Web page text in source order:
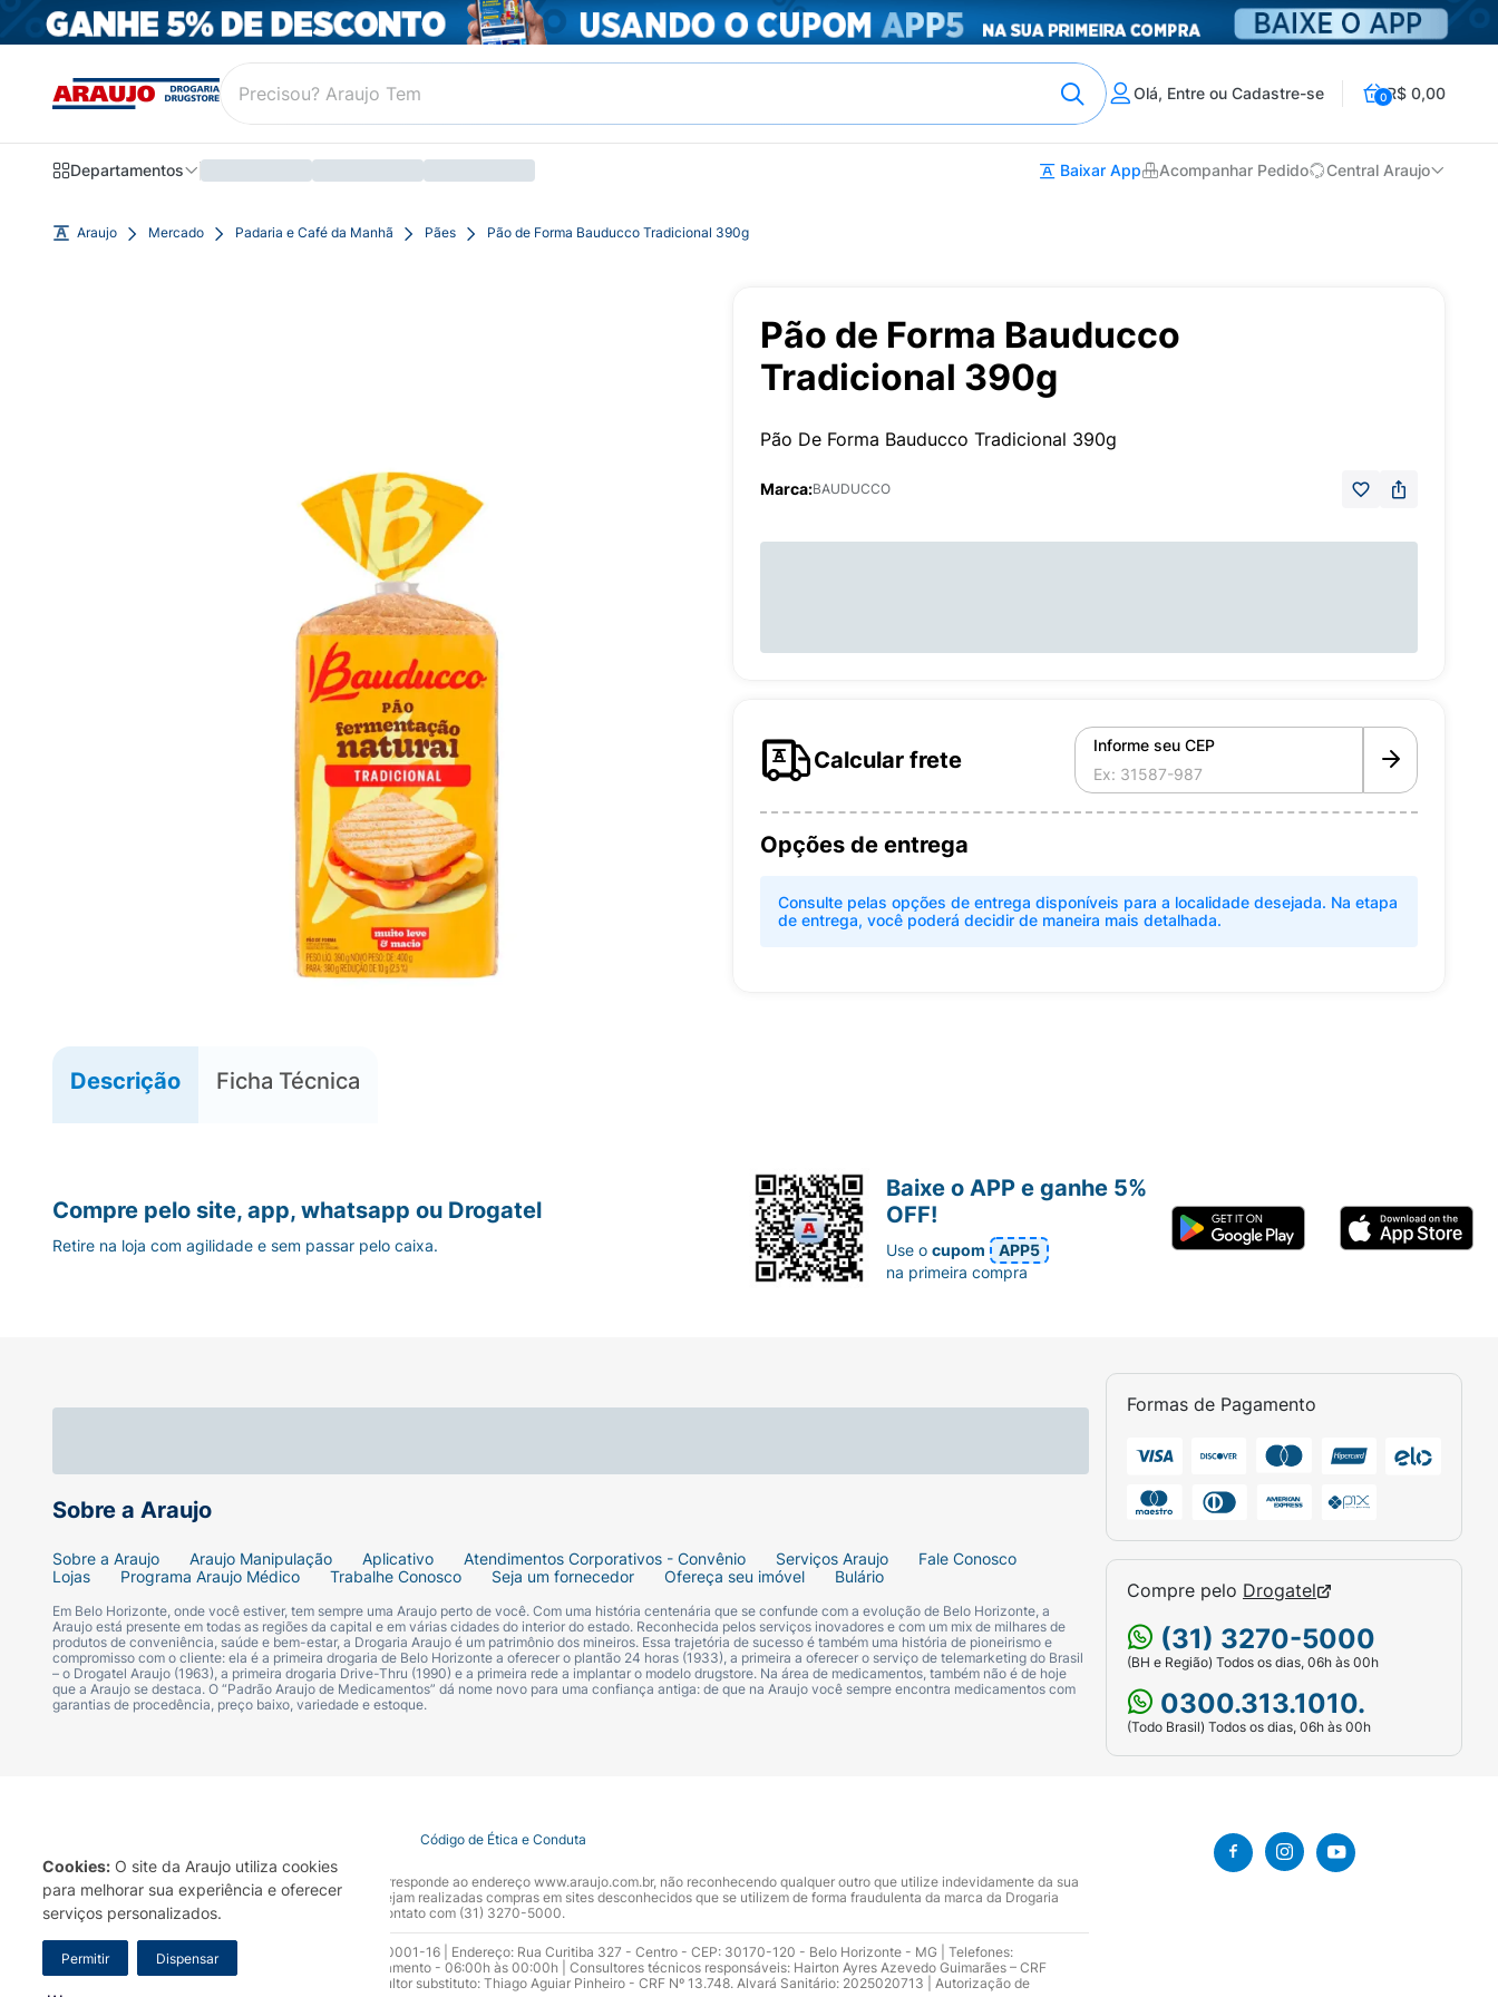
Cookies: O site da Araujo utiliza cookies
para melhorar sua experiência e oferecer
serviços personalizados.
Permitir Dispensar
Olá, Entre ou Cadastre-se 0R$ 0,00
Departamentos Baixar App Acompanhar Pedido Central Araujo
Araujo Mercado Padaria e Café da Manhã Pães Pão de Forma Bauducco Tradicional 390g
Pão de Forma Bauducco
Tradicional 390g
Pão De Forma Bauducco Tradicional 390g
Marca:BAUDUCCO
Calcular frete
Informe seu CEP
Opções de entrega
Consulte pelas opções de entrega disponíveis para a localidade desejada. Na etapa
de entrega, você poderá decidir de maneira mais detalhada.
Descrição Ficha Técnica
Sobre a Araujo
Sobre a Araujo Araujo Manipulação Aplicativo Atendimentos Corporativos - Convênio Serviços Araujo
Fale Conosco
Lojas
Programa Araujo Médico Trabalhe Conosco Seja um fornecedor Ofereça seu imóvel Bulário
Em Belo Horizonte, onde você estiver, tem sempre uma Araujo perto de você. Com uma história centenária que se confunde com a evolução de Belo Horizonte, a
Araujo está presente em todas as regiões da capital e em várias cidades do interior do estado. Reconhecida pelos serviços inovadores e com um mix de milhares de
produtos de conveniência, saúde e bem-estar, a Drogaria Araujo é um patrimônio dos mineiros. Essa trajetória de sucesso é também uma história de pioneirismo e
compromisso com o cliente: ela é a primeira drogaria de Belo Horizonte a oferecer o plantão 24 horas (1933), a primeira a oferecer o serviço de telemarketing do Brasil
– o Drogatel Araujo (1963), a primeira drogaria Drive-Thru (1990) e a primeira rede a implantar o modelo drugstore. Na área de medicamentos, também não é de hoje
que a Araujo se destaca. O “Padrão Araujo de Medicamentos” dá nome novo para uma confiança antiga: de que na Araujo você sempre encontra medicamentos com
garantias de procedência, preço baixo, variedade e estoque.
Formas de Pagamento
Compre pelo Drogatel
(31) 3270-5000
(BH e Região) Todos os dias, 06h às 00h
0300.313.1010.
(Todo Brasil) Todos os dias, 06h às 00h
Compre pelo site, app, whatsapp ou Drogatel
Retire na loja com agilidade e sem passar pelo caixa.
Baixe o APP e ganhe 5%
OFF!
Use ocupom
APP5
na primeira compra
Código de Ética e Conduta
A Drogaria Araujo S/A informa que o seu site oficial corresponde ao endereço www.araujo.com.br, não reconhecendo qualquer outro que utilize indevidamente da sua
marca. Para sua segurança recomendamos que não sejam realizadas compras em sites desconhecidos que se utilizem de forma fraudulenta da marca da Drogaria
Araujo S.A. Em caso de dúvidas, gentileza entrar em contato com (31) 3270-5000.
Razão Social: Drogaria Araujo S.A | CNPJ: 17.256.512.0001-16 | Endereço: Rua Curitiba 327 - Centro - CEP: 30170-120 - Belo Horizonte - MG | Telefones:
0300.313.1010 e (31) 3270-5000 Horário de funcionamento - 06:00h às 00:00h | Consultores técnicos responsáveis: Hairton Ayres Azevedo Guimarães – CRF
10.965 | Yasmin Silva Alvarenga – CRF 52.584 - Consultor substituto: Thiago Aguiar Pinheiro - CRF Nº 13.748. Alvará Sanitário: 2025020713 | Autorização de